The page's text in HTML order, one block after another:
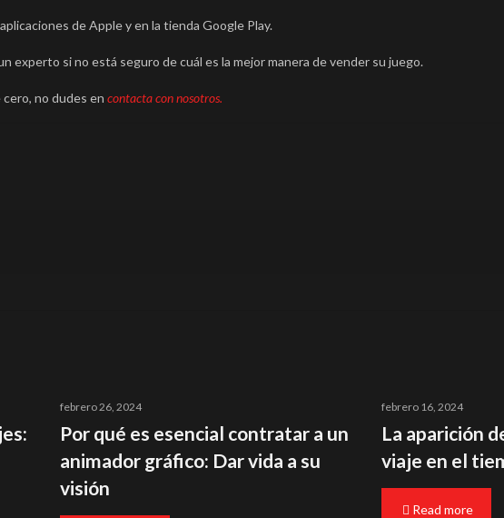
de Apple y en la tienda Google Play.
experto si no está seguro de cuál es la mejor manera de vender su juego.
no dudes en contacta con nosotros.
febrero 26, 2024
Por qué es esencial contratar a un
animador gráfico: Dar vida a su
visión
febrero 16, 2024
La aparición
viaje en el
Read more